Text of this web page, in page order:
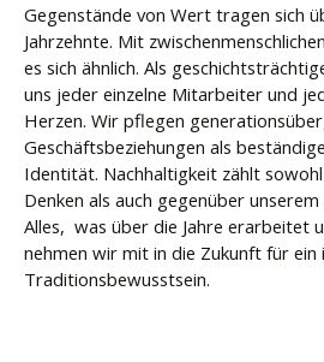
Gegenstände von Wert tragen sich
Jahrzehnte. Mit
es sich ähnlich. Als
uns jeder einzelne Mitarbeiter und
Herzen. Wir pflegen
Geschäftsbeziehungen als
Identität. Nachhaltigkeit zählt
Denken als auch gegenüber
Alles, was über die Jahre erarbeitet
nehmen wir mit in die Zukunft für ein
Traditionsbewusstsein.